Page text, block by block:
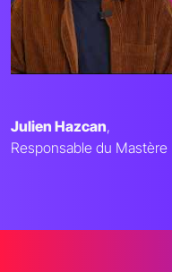
Julien Hazcan,
Responsable du